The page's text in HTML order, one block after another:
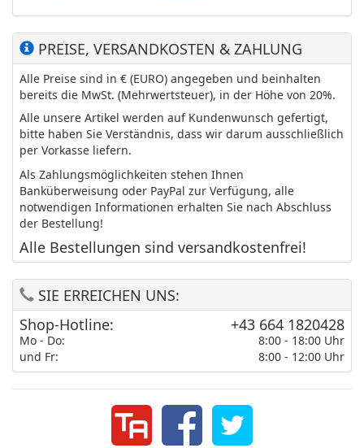
PREISE, VERSANDKOSTEN & ZAHLUNG
Alle Preise sind in € (EURO) angegeben und beinhalten
bereits die MwSt. (Mehrwertsteuer), in der Höhe von 20%.
Alle unsere Artikel werden auf Kundenwunsch gefertigt,
bitte haben Sie Verständnis, dass wir darum ausschließlich
per Vorkasse liefern.
Als Zahlungsmöglichkeiten stehen Ihnen
Banküberweisung oder PayPal zur Verfügung, alle
notwendigen Informationen erhalten Sie nach Abschluss
der Bestellung!
Alle Bestellungen sind versandkostenfrei!
SIE ERREICHEN UNS:
Shop-Hotline:
Mo - Do:
und Fr:
+43 664 1820428
8:00 - 18:00 Uhr
8:00 - 12:00 Uhr